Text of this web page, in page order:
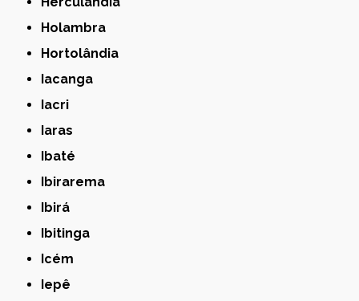
Holambra
Hortolândia
Iacanga
Iacri
Iaras
Ibaté
Ibirarema
Ibirá
Ibitinga
Icém
Iepê